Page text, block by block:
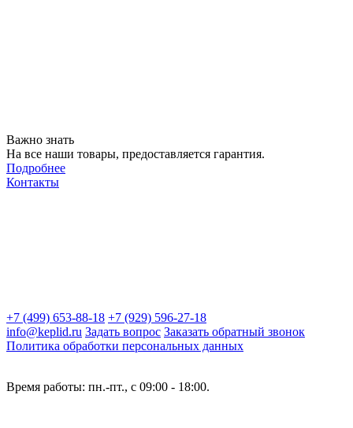
Важно знать
На все наши товары, предоставляется гарантия.
Подробнее
Контакты
+7 (499) 653-88-18 +7 (929) 596-27-18
info@keplid.ru Задать вопрос Заказать обратный звонок
Политика обработки персональных данных
Время работы: пн.-пт., с 09:00 - 18:00.